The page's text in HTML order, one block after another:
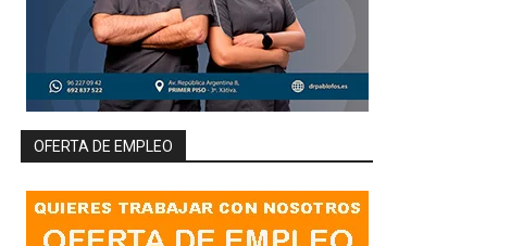
OFERTA DE EMPLEO